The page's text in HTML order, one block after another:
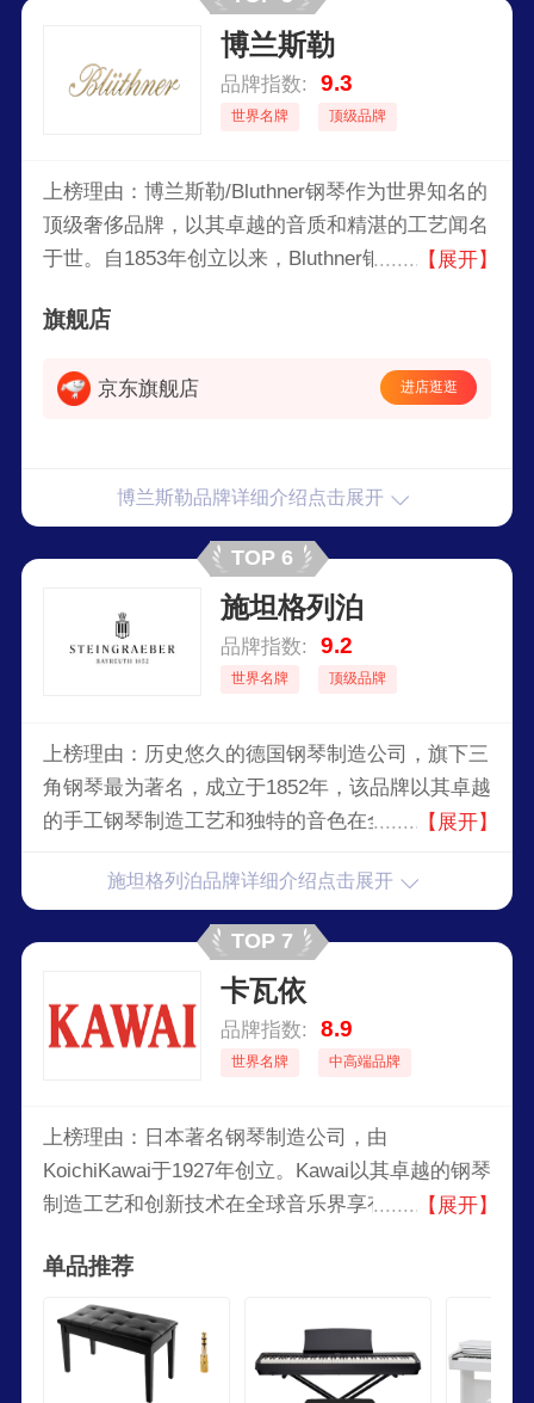
博兰斯勒
品牌指数: 9.3
世界名牌 顶级品牌
上榜理由：博兰斯勒/Bluthner钢琴作为世界知名的
顶级奢侈品牌，以其卓越的音质和精湛的工艺闻名
于世。自1853年创立以来，Bluthner钢琴一直以其
而备受推崇。这些创新技术不仅赋予了钢琴丰富而
表现。Bluthner钢琴的设计融合了经典与现代美
【展开】
旗舰店
京东旗舰店 进店逛逛
博兰斯勒品牌详细介绍点击展开
TOP 6
施坦格列泊
品牌指数: 9.2
世界名牌 顶级品牌
上榜理由：历史悠久的德国钢琴制造公司，旗下三
角钢琴最为著名，成立于1852年，该品牌以其卓越
的手工钢琴制造工艺和独特的音色在全球享有盛
为钢琴制造业中的佼佼者。
【展开】
施坦格列泊品牌详细介绍点击展开
TOP 7
卡瓦依
品牌指数: 8.9
世界名牌 中高端品牌
上榜理由：日本著名钢琴制造公司，由
KoichiKawai于1927年创立。Kawai以其卓越的钢琴
制造工艺和创新技术在全球音乐界享有盛誉。该公
和数字钢琴，以满足不同演奏者的需求。
【展开】
单品推荐